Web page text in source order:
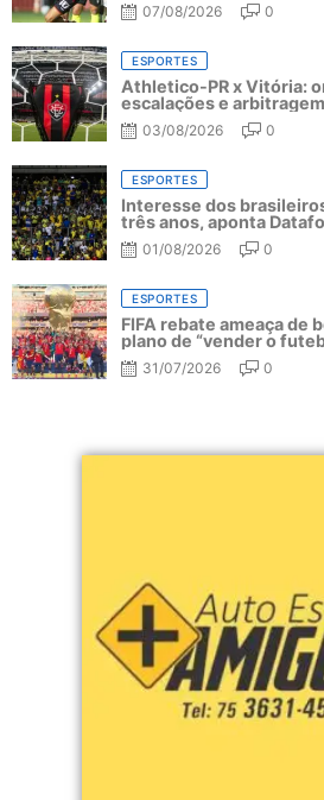
07/08/2026 0
ESPORTES
Athletico-PR x Vitória:
escalações e arbitragem
03/08/2026 0
ESPORTES
Interesse dos
três anos, aponta
01/08/2026 0
ESPORTES
FIFA rebate ameaça de
plano de “vender o
31/07/2026 0